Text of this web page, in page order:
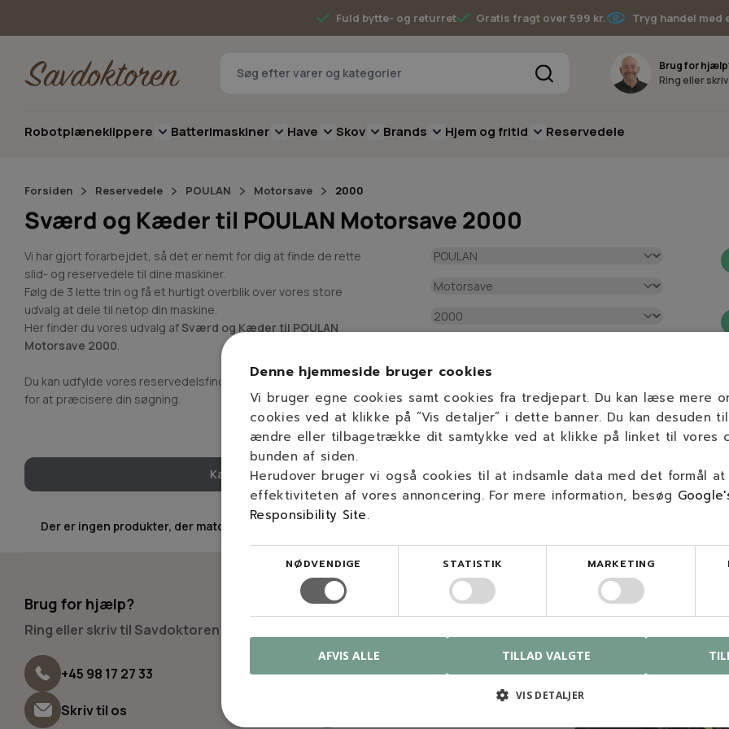
Fuld bytte- og returret Gratis fragt over 599 kr. Tryg handel med
Brug for
Ring eller
Robotplæneklippere Toggle submenu for Robotplæneklippere
Batterimaskiner Toggle submenu for Batterimaskiner
Have Toggle submenu for Have
Skov Toggle submenu for Skov
Brands Toggle submenu for Brands
Hjem og fritid Toggle submenu for Hjem og fritid
Reservedele
Forsiden Reservedele POULAN Motorsave 2000
Sværd og Kæder til POULAN Motorsave 2000
Vi har gjort forarbejdet, så det er nemt for dig at finde de rette
slid- og reservedele til dine maskiner.
Følg de 3 lette trin og få et hurtigt overblik over vores store
udvalg at dele til netop din maskine.
Her finder du vores udvalg af Sværd og Kæder til POULAN
Motorsave 2000.
Du kan udfylde vores reservedelsfinder med type eller model,
for at præcisere din søgning.
Kan du ikke finde en reservedel til din maskine, så send en besked tilinfo@savdoktoren.dk
Der er ingen produkter, der matcher dit valg.
Brug for hjælp?
Ring eller skriv til Savdoktoren
+45 98 17 27 33
Skriv til os
Besøg os
Virkelyst 3
Denne hjemmeside bruger cookies
Vi bruger egne cookies samt cookies fra tredjepart. Du kan læse mere
cookies ved at klikke på ”Vis detaljer” i dette banner. Du kan desuden
ændre eller tilbagetrække dit samtykke ved at klikke på linket til vores
bunden af siden.
Herudover bruger vi også cookies til at indsamle data med det formål
effektiviteten af vores annoncering. For mere information, besøg
Responsibility Site.
NØDVENDIGE STATISTIK MARKETING
TILLAD VALGTE
AFVIS ALLE
VIS DETALJER